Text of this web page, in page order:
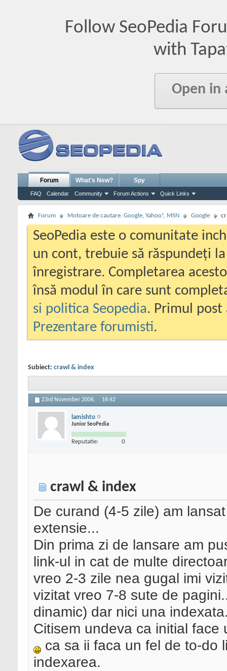
Follow SeoPedia
with
Open in
Forum
FAQ Calendar Community Forum Actions Quick Links
What's New? Spy
Forum Motoare de cautare. Google, Yahoo!, MSN Google
SeoPedia este o comunitate
un cont, trebuie să răspundeți
înregistrare. Completarea
însă modul în care sunt
si politica Seopedia. Primul
Prezentare forumisti.
Subiect: crawl & index
23rd November 2006, 16:42
lamishto
Junior SeoPedia
Reputatie: 0
crawl & index
De curand (4-5 zile) am
extensie...
Din prima zi de lansare am
link-ul in cat de multe
vreo 2-3 zile nea gugal imi
vizitat vreo 7-8 sute de
dinamic) dar nici una
Citisem undeva ca initial
ca sa ii faca un fel de to-do
indexarea.